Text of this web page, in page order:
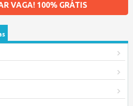
VAGA! 100% GRÁTIS